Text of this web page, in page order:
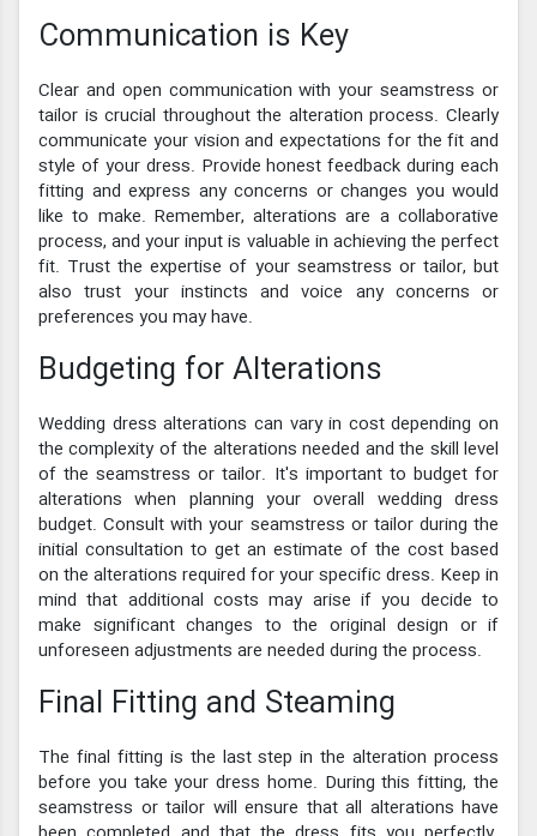
Communication is Key
Clear and open communication with your seamstress or
tailor is crucial throughout the alteration process. Clearly
communicate your vision and expectations for the fit and
style of your dress. Provide honest feedback during each
fitting and express any concerns or changes you would
like to make. Remember, alterations are a collaborative
process, and your input is valuable in achieving the perfect
fit. Trust the expertise of your seamstress or tailor, but
also trust your instincts and voice any concerns or
preferences you may have.
Budgeting for Alterations
Wedding dress alterations can vary in cost depending on
the complexity of the alterations needed and the skill level
of the seamstress or tailor. It's important to budget for
alterations when planning your overall wedding dress
budget. Consult with your seamstress or tailor during the
initial consultation to get an estimate of the cost based
on the alterations required for your specific dress. Keep in
mind that additional costs may arise if you decide to
make significant changes to the original design or if
unforeseen adjustments are needed during the process.
Final Fitting and Steaming
The final fitting is the last step in the alteration process
before you take your dress home. During this fitting, the
seamstress or tailor will ensure that all alterations have